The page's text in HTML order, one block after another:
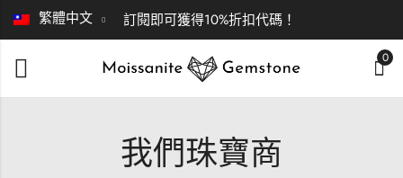
繁體中文 訂閱即可獲得10%折扣代碼！
0
我們珠寶商